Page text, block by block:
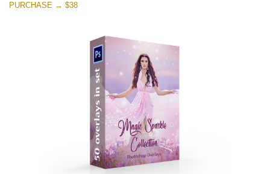
PURCHASE → $38